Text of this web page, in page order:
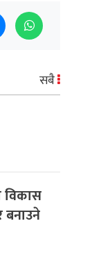
सबै
विकास